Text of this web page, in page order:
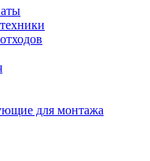
для монтажа